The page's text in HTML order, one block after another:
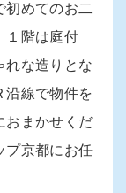
初めてのお二
１階は庭付
れな造りとな
沿線で物件を
おまかせくだ
プ京都にお任